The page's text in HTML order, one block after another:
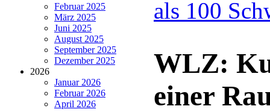
Februar 2025
März 2025
Juni 2025
August 2025
September 2025
Dezember 2025
2026
Januar 2026
Februar 2026
April 2026
als 100
WLZ:
einer